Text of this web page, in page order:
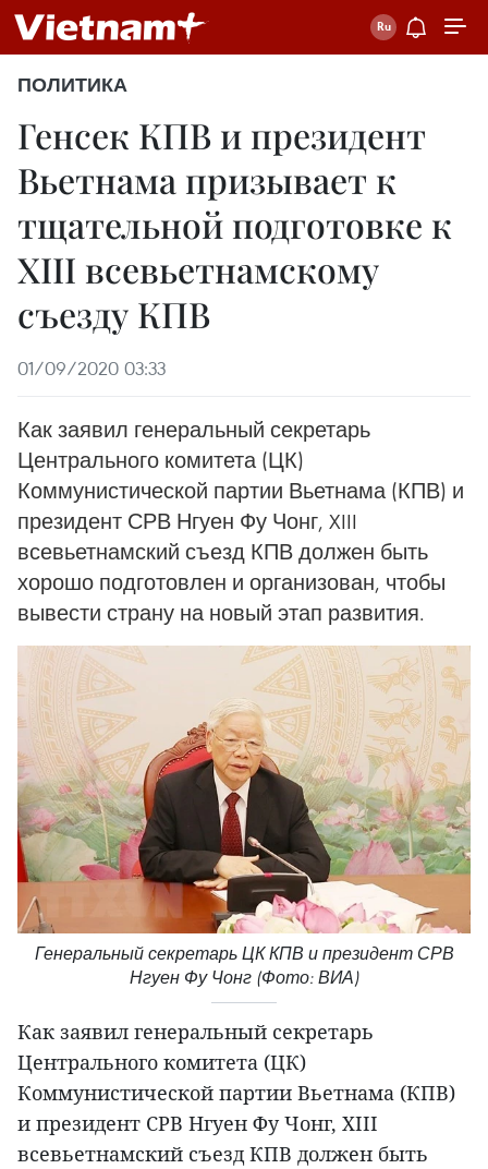
ПОЛИТИКА
Генсек КПВ и президент
Вьетнама призывает к
тщательной подготовке к
XIII всевьетнамскому
съезду КПВ
01/09/2020 03:33
Как заявил генеральный секретарь
Центрального комитета (ЦК)
Коммунистической партии Вьетнама (КПВ) и
президент СРВ Нгуен Фу Чонг, XIII
всевьетнамский съезд КПВ должен быть
хорошо подготовлен и организован, чтобы
вывести страну на новый этап развития.
Генеральный секретарь ЦК КПВ и президент СРВ
Нгуен Фу Чонг (Фото: ВИА)
Как заявил генеральный секретарь
Центрального комитета (ЦК)
Коммунистической партии Вьетнама (КПВ)
и президент СРВ Нгуен Фу Чонг, XIII
всевьетнамский съезд КПВ должен быть